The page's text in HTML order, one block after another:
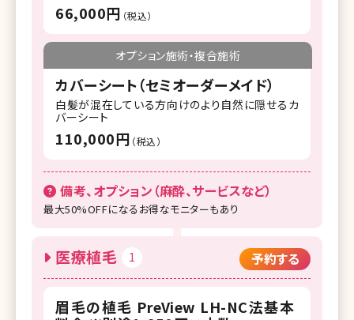
66,000円 （税込）
オプション施術・複合施術
カバーシート（セミオーダーメイド）
白髪が混在している方向けのより自然に隠せるカ
バーシート
110,000円 （税込）
備考、オプション（麻酔、サービスなど）
最大50%OFFになるお得なモニターもあり
医療植毛 1 予約する
眉毛の植毛 PreView LH-NC法基本